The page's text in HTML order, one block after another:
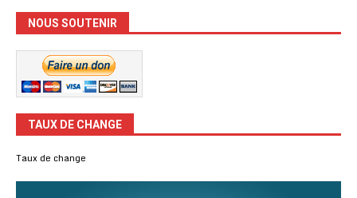
NOUS SOUTENIR
TAUX DE CHANGE
Taux de change